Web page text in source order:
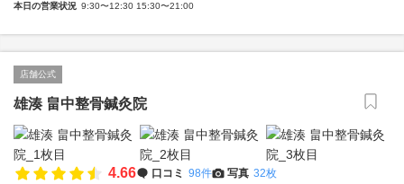
本日の営業状況 9:30〜12:30 15:30〜21:00
店舗公式
雄湊 畠中整骨鍼灸院
4.66 口コミ 98件 写真 32枚